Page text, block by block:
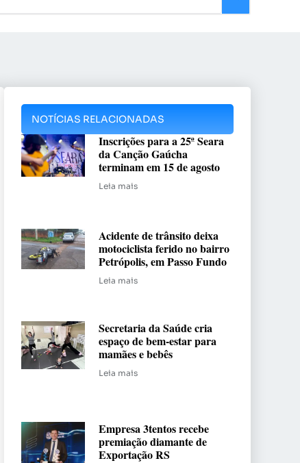
NOTÍCIAS RELACIONADAS
Inscrições para a 25ª Seara
da Canção Gaúcha
terminam em 15 de agosto
Leia mais
Acidente de trânsito deixa
motociclista ferido no bairro
Petrópolis, em Passo Fundo
Leia mais
Secretaria da Saúde cria
espaço de bem-estar para
mamães e bebês
Leia mais
Empresa 3tentos recebe
premiação diamante de
Exportação RS